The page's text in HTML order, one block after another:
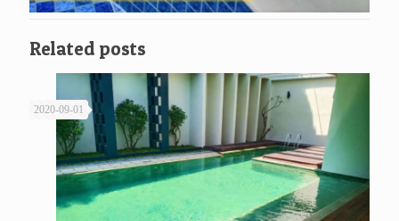
Related posts
2020-09-01